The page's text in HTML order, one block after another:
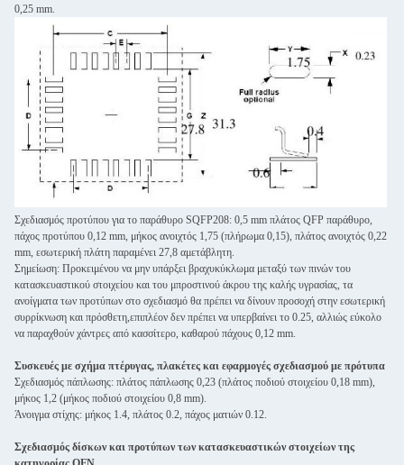
0,25 mm.
Σχεδιασμός προτύπου για το παράθυρο SQFP208: 0,5 mm πλάτος QFP παράθυρο,
πάχος προτύπου 0,12 mm, μήκος ανοιχτός 1,75 (πλήρωμα 0,15), πλάτος ανοιχτός 0,22
mm, εσωτερική πλάτη παραμένει 27,8 αμετάβλητη.
Σημείωση: Προκειμένου να μην υπάρξει βραχυκύκλωμα μεταξύ των πινών του
κατασκευαστικού στοιχείου και του μπροστινού άκρου της καλής υγρασίας, τα
ανοίγματα των προτύπων στο σχεδιασμό θα πρέπει να δίνουν προσοχή στην εσωτερική
συρρίκνωση και πρόσθετη,επιπλέον δεν πρέπει να υπερβαίνει το 0.25, αλλιώς εύκολο
να παραχθούν χάντρες από κασσίτερο, καθαρού πάχους 0,12 mm.
Συσκευές με σχήμα πτέρυγας, πλακέτες και εφαρμογές σχεδιασμού με πρότυπα
Σχεδιασμός πάπλωσης: πλάτος πάπλωσης 0,23 (πλάτος ποδιού στοιχείου 0,18 mm),
μήκος 1,2 (μήκος ποδιού στοιχείου 0,8 mm).
Άνοιγμα στίχης: μήκος 1.4, πλάτος 0.2, πάχος ματιών 0.12.
Σχεδιασμός δίσκων και προτύπων των κατασκευαστικών στοιχείων της